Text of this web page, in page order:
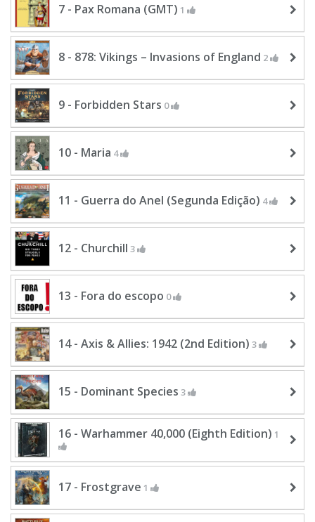
7 - Pax Romana (GMT) 1
8 - 878: Vikings – Invasions of England 2
9 - Forbidden Stars 0
10 - Maria 4
11 - Guerra do Anel (Segunda Edição) 4
12 - Churchill 3
13 - Fora do escopo 0
14 - Axis & Allies: 1942 (2nd Edition) 3
15 - Dominant Species 3
16 - Warhammer 40,000 (Eighth Edition) 1
17 - Frostgrave 1